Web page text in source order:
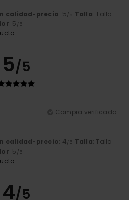
calidad-precio: 5/5 Talla: Talla
: 5 /5
5/5
Compra verificada
calidad-precio: 4/5 Talla: Talla
: 5 /5
4/5